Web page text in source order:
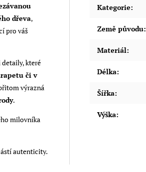
dřeva,
pro váš
které
či v
výrazná
.
milovníka
autenticity.
Kategorie:
Země původu:
Materiál:
Délka:
Šířka:
Výška: